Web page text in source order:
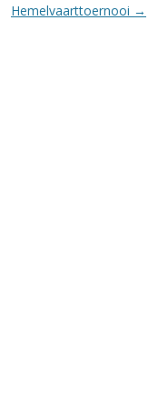
Hemelvaarttoernooi →